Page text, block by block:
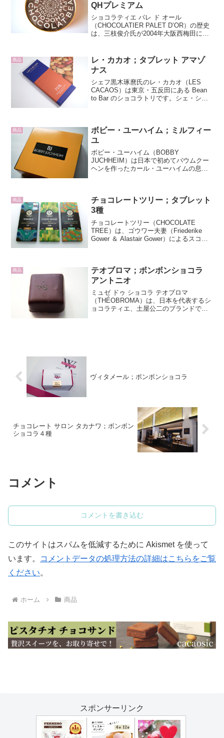
QHプレミアム
ショコラティエ パレ ド オール
（CHOCOLATIER PALET D’OR）の歴史
は、三枝俊介氏が2004年大阪西梅田にブ
ベルナシオン氏のスペシャリテ、「パレ
ドオー...
商品
レ・カカオ；タブレット アマゾ
ナス
シェフ黒木琢麿氏のレ・カカオ（LES
CACAOS）は東京・五反田にある Bean
to Bar のショコラトリです。シェ・シマ
商品
ボビー・ユーハイム；ミルフィー
ユ
ボビー・ユーハイム（BOBBY
JUCHHEIM）は日本で初めてバウムクー
ヘンを作ったカール・ユーハイムの息
きました。パッケージは黄...
商品
チョコレートツリー；タブレット
3種
チョコレートツリー（CHOCOLATE
TREE）は、ゴウワー夫妻（Friederike
Gower ＆ Alastair Gower）によるスコッ
商品
テオブロマ；ボンボンショコラ
アントニオ
ミュゼ ドゥ ショコラ テオブロマ
（THÉOBROMA）は、日本を代表するシ
ョコラティエ、土屋公二のブランドで
ヴィタメール；ボンボンショコラ
チョコレート サロン タカナワ；ボンボン
ショコラ４種
コメント
コメントを書き込む
このサイトはスパムを低減するために Akismet を使って
います。
コメントデータの処理方法の詳細はこちらをご覧
ください。
ホーム 商品
スポンサーリンク